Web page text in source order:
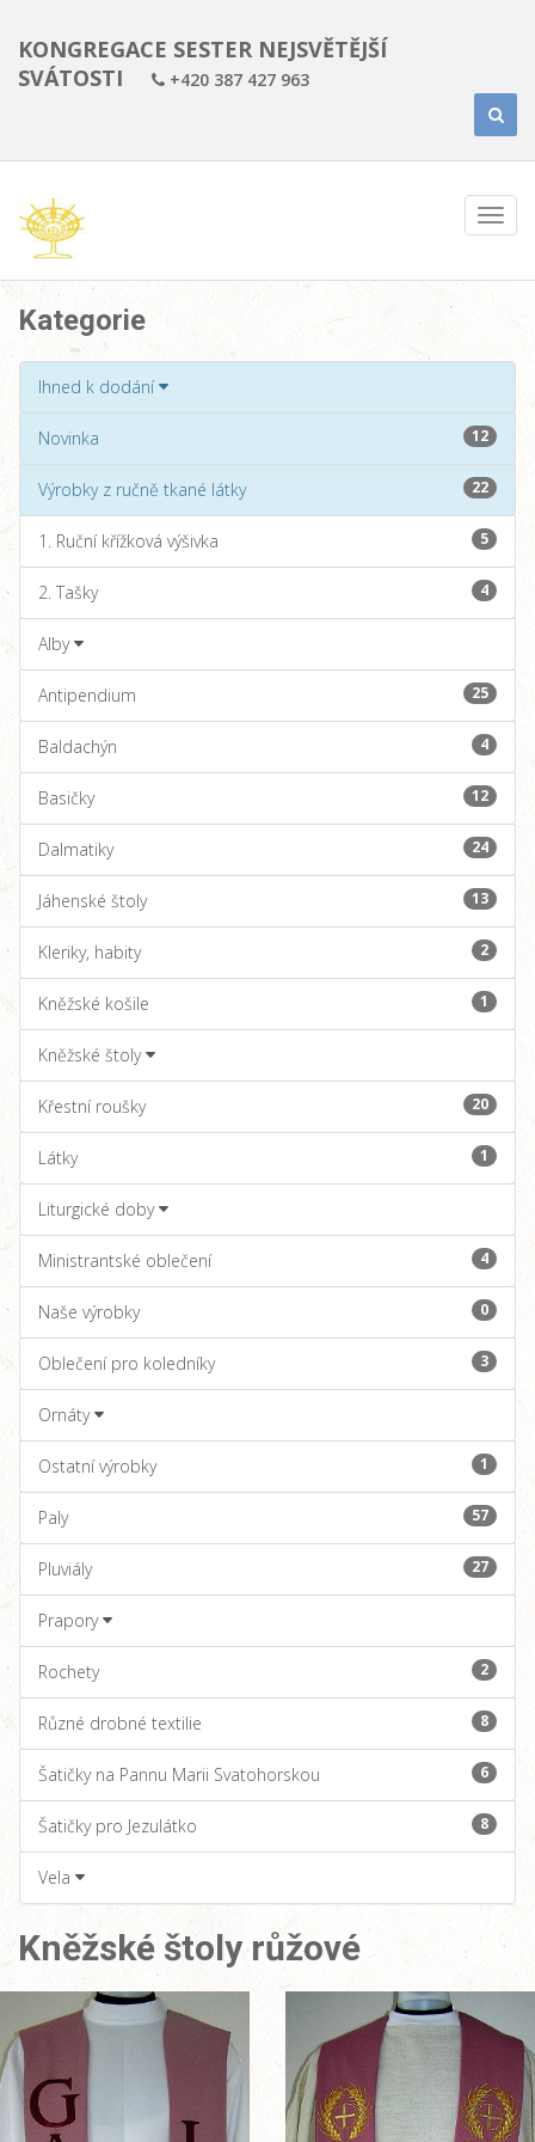
KONGREGACE SESTER NEJSVĚTĚJŠÍ
SVÁTOSTI
+420 387 427 963
Kategorie
Ihned k dodání
Novinka 12
Výrobky z ručně tkané látky 22
1. Ruční křížková výšivka 5
2. Tašky 4
Alby
Antipendium 25
Baldachýn 4
Basičky 12
Dalmatiky 24
Jáhenské štoly 13
Kleriky, habity 2
Kněžské košile 1
Kněžské štoly
Křestní roušky 20
Látky 1
Liturgické doby
Ministrantské oblečení 4
Naše výrobky 0
Oblečení pro koledníky 3
Ornáty
Ostatní výrobky 1
Paly 57
Pluviály 27
Prapory
Rochety 2
Různé drobné textilie 8
Šatičky na Pannu Marii Svatohorskou 6
Šatičky pro Jezulátko 8
Vela
Kněžské štoly růžové
větší obrázek